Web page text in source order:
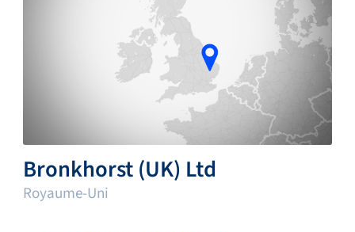
Bronkhorst (UK) Ltd
Royaume-Uni